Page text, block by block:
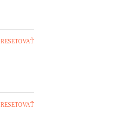
RESETOVAŤ
RESETOVAŤ